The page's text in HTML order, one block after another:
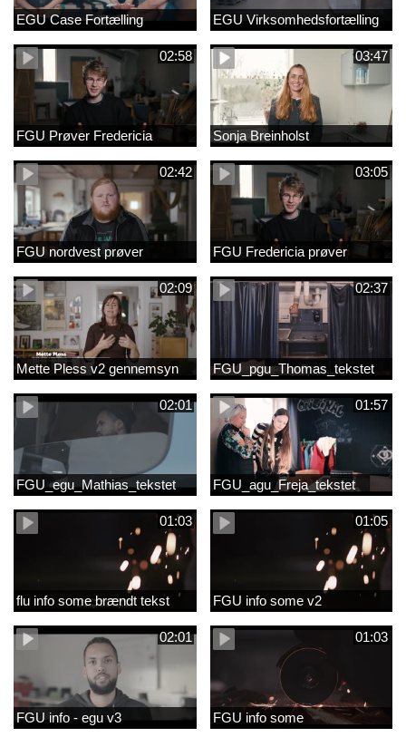
EGU Case Fortælling EGU Virksomhedsfortælling
02:58
FGU Prøver Fredericia
03:47
Sonja Breinholst
02:42
FGU nordvest prøver
03:05
FGU Fredericia prøver
02:09
Mette Pless v2 gennemsyn
02:37
FGU_pgu_Thomas_tekstet
02:01
FGU_egu_Mathias_tekstet
01:57
FGU_agu_Freja_tekstet
01:03
flu info some brændt tekst
01:05
FGU info some v2
02:01
FGU info - egu v3
01:03
FGU info some